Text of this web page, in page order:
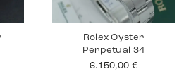
Rolex Oyster
Perpetual 34
6.150,00 €